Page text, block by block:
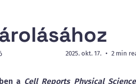
2025. okt. 17. 2 min
a Cell Reports Physical Science